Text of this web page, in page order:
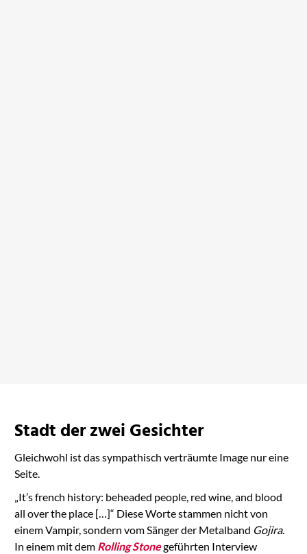
Stadt der zwei Gesichter
Gleichwohl ist das sympathisch verträumte Image nur eine
Seite.
„It’s french history: beheaded people, red wine, and blood
all over the place […]“ Diese Worte stammen nicht von
einem Vampir, sondern vom Sänger der Metalband Gojira.
In einem mit dem Rolling Stonegeführten Interview